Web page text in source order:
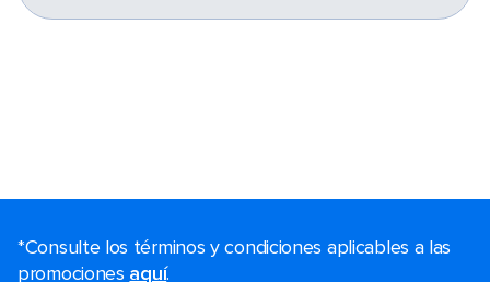
*Consulte los términos y condiciones aplicables a las
promociones aquí.